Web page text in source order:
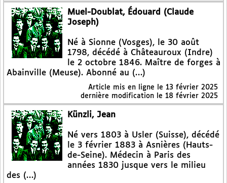
Muel-Doublat, Édouard (Claude
Joseph)
Né à Sionne (Vosges), le 30 août
1798, décédé à Châteauroux (Indre)
le 2 octobre 1846. Maître de forges à
Abainville (Meuse). Abonné au (…)
Article mis en ligne le 13 février 2025
dernière modification le 18 février 2025
Künzli, Jean
Né vers 1803 à Usler (Suisse), décédé
le 3 février 1883 à Asnières (Hauts-
de-Seine). Médecin à Paris des
années 1830 jusque vers le milieu
des (…)